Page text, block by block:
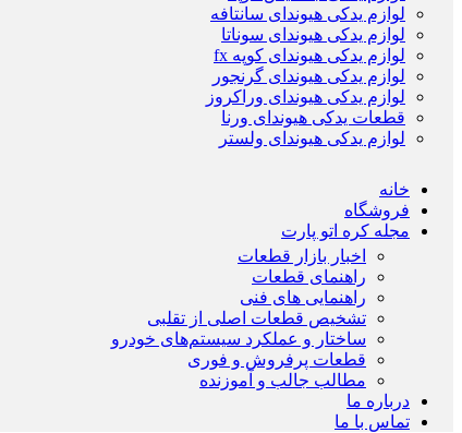
لوازم یدکی هیوندای سانتافه
لوازم یدکی هیوندای سوناتا
لوازم یدکی هیوندای کوپه fx
لوازم یدکی هیوندای گرنجور
لوازم یدکی هیوندای وراکروز
قطعات یدکی هیوندای ورنا
لوازم یدکی هیوندای ولستر
خانه
فروشگاه
مجله کره اتو پارت
اخبار بازار قطعات
راهنمای قطعات
راهنمایی های فنی
تشخیص قطعات اصلی از تقلبی
ساختار و عملکرد سیستم‌های خودرو
قطعات پرفروش و فوری
مطالب جالب و آموزنده
درباره ما
تماس با ما